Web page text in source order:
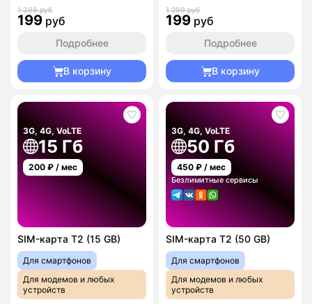
1 399 руб
199 руб
Подробнее
В корзину
1 299 руб
199 руб
Подробнее
В корзину
3G, 4G, VoLTE
15 Гб
200 ₽ / мес
SIM-карта T2 (15 GB)
Для смартфонов
Для модемов и любых
устройств
3G, 4G, VoLTE
50 Гб
450 ₽ / мес
Безлимитные сервисы
SIM-карта T2 (50 GB)
Для смартфонов
Для модемов и любых
устройств